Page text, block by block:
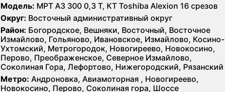
Модель: МРТ АЗ 300 0,3 Т, КТ Toshiba Alexion 16 срезов
Округ: Восточный административный округ
Район: Богородское, Вешняки, Восточный, Восточное
Измайлово, Гольяново, Ивановское, Измайлово, Косино-
Ухтомский, Метрогородок, Новогиреево, Новокосино,
Перово, Преображенское, Северное Измайлово,
Соколиная Гора, Лефортово, Нижегородский, Рязанский
Метро: Андроновка, Авиамоторная , Новогиреево,
Новокосино, Перово, Соколиная гора, Шоссе